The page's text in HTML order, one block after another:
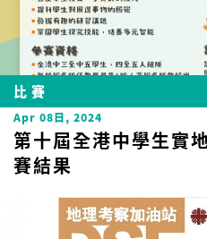
比賽
Apr 08日, 2024
第十屆全港中學生實
賽結果